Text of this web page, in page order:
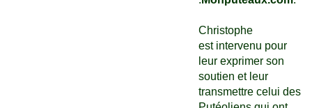
Christophe
est intervenu pour
leur exprimer son
soutien et leur
transmettre celui des